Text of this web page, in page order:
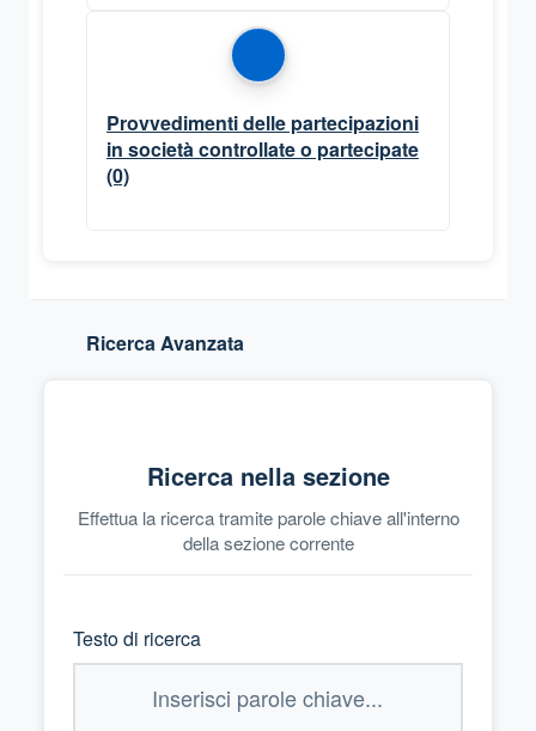
Provvedimenti delle partecipazioni
in società controllate o partecipate
(0)
Ricerca Avanzata
Ricerca nella sezione
Effettua la ricerca tramite parole chiave all'interno
della sezione corrente
Testo di ricerca